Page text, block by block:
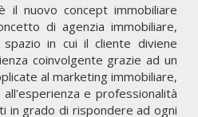
il nuovo concept immobiliare
di agenzia immobiliare,
in cui il cliente diviene
coinvolgente grazie ad un
al marketing immobiliare,
e professionalità
in grado di rispondere ad ogni